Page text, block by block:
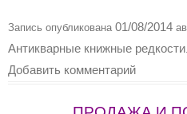
Запись опубликована 01/08/2014
Антикварные книжные редкости.
Добавить комментарий